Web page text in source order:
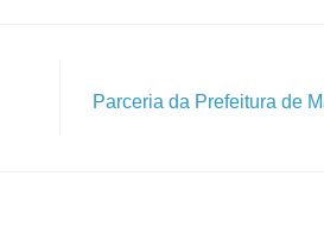
Parceria da Prefeitura de